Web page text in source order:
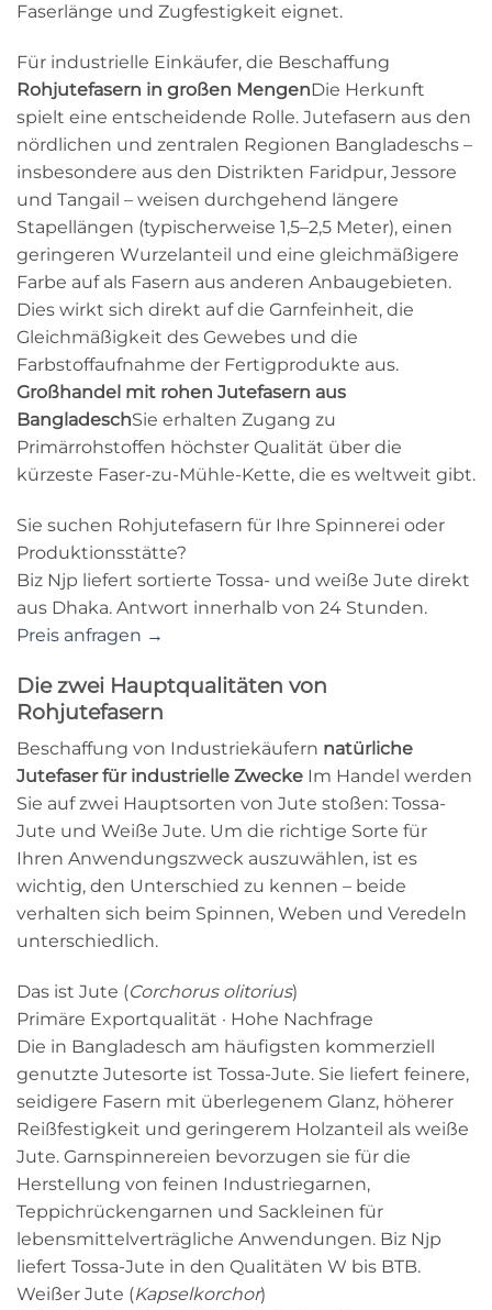
Faserlänge und Zugfestigkeit eignet.
Für industrielle Einkäufer, die Beschaffung
Rohjutefasern in großen MengenDie Herkunft
spielt eine entscheidende Rolle. Jutefasern aus den
nördlichen und zentralen Regionen Bangladeschs –
insbesondere aus den Distrikten Faridpur, Jessore
und Tangail – weisen durchgehend längere
Stapellängen (typischerweise 1,5–2,5 Meter), einen
geringeren Wurzelanteil und eine gleichmäßigere
Farbe auf als Fasern aus anderen Anbaugebieten.
Dies wirkt sich direkt auf die Garnfeinheit, die
Gleichmäßigkeit des Gewebes und die
Farbstoffaufnahme der Fertigprodukte aus.
Großhandel mit rohen Jutefasern aus
BangladeschSie erhalten Zugang zu
Primärrohstoffen höchster Qualität über die
kürzeste Faser-zu-Mühle-Kette, die es weltweit gibt.
Sie suchen Rohjutefasern für Ihre Spinnerei oder
Produktionsstätte?
Biz Njp liefert sortierte Tossa- und weiße Jute direkt
aus Dhaka. Antwort innerhalb von 24 Stunden.
Preis anfragen →
Die zwei Hauptqualitäten von
Rohjutefasern
Beschaffung von Industriekäufern natürliche
Jutefaser für industrielle Zwecke Im Handel werden
Sie auf zwei Hauptsorten von Jute stoßen: Tossa-
Jute und Weiße Jute. Um die richtige Sorte für
Ihren Anwendungszweck auszuwählen, ist es
wichtig, den Unterschied zu kennen – beide
verhalten sich beim Spinnen, Weben und Veredeln
unterschiedlich.
Das ist Jute (Corchorus olitorius)
Primäre Exportqualität · Hohe Nachfrage
Die in Bangladesch am häufigsten kommerziell
genutzte Jutesorte ist Tossa-Jute. Sie liefert feinere,
seidigere Fasern mit überlegenem Glanz, höherer
Reißfestigkeit und geringerem Holzanteil als weiße
Jute. Garnspinnereien bevorzugen sie für die
Herstellung von feinen Industriegarnen,
Teppichrückengarnen und Sackleinen für
lebensmittelverträgliche Anwendungen. Biz Njp
liefert Tossa-Jute in den Qualitäten W bis BTB.
Weißer Jute (Kapselkorchor)